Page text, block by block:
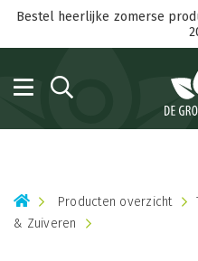
Bestel heerlijke zomerse
Producten overzicht
& Zuiveren